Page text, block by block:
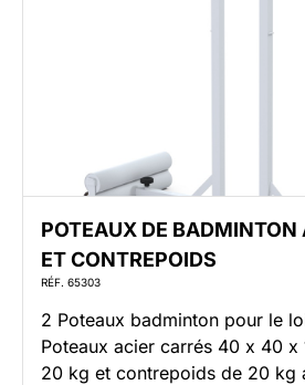
POTEAUX DE BADMINTON
ET CONTREPOIDS
RÉF. 65303
2 Poteaux badminton pour le
Poteaux acier carrés 40 x 40 x
20 kg et contrepoids de 20 kg